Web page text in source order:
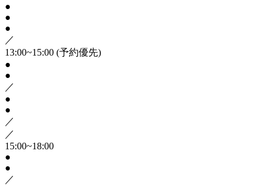
●
●
●
／
13:00~15:00 (予約優先)
●
●
／
●
●
／
／
15:00~18:00
●
●
／